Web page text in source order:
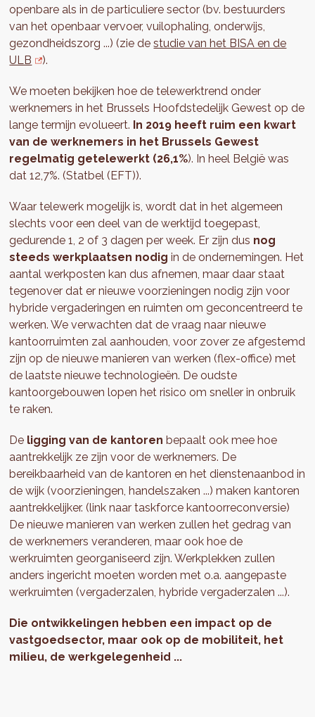
openbare als in de particuliere sector (bv. bestuurders
van het openbaar vervoer, vuilophaling, onderwijs,
gezondheidszorg ...) (zie destudie van het BISA en de
ULB
).
We moeten bekijken hoe de telewerktrend onder
werknemers in het Brussels Hoofdstedelijk Gewest op de
lange termijn evolueert. In 2019 heeft ruim een kwart
van de werknemers in het Brussels Gewest
regelmatig getelewerkt (26,1%). In heel België was
dat 12,7%. (Statbel (EFT)).
Waar telewerk mogelijk is, wordt dat in het algemeen
slechts voor een deel van de werktijd toegepast,
gedurende 1, 2 of 3 dagen per week. Er zijn dus nog
steeds werkplaatsen nodig in de ondernemingen. Het
aantal werkposten kan dus afnemen, maar daar staat
tegenover dat er nieuwe voorzieningen nodig zijn voor
hybride vergaderingen en ruimten om geconcentreerd te
werken. We verwachten dat de vraag naar nieuwe
kantoorruimten zal aanhouden, voor zover ze afgestemd
zijn op de nieuwe manieren van werken (flex-office) met
de laatste nieuwe technologieën. De oudste
kantoorgebouwen lopen het risico om sneller in onbruik
te raken.
De ligging van de kantoren bepaalt ook mee hoe
aantrekkelijk ze zijn voor de werknemers. De
bereikbaarheid van de kantoren en het dienstenaanbod in
de wijk (voorzieningen, handelszaken ...) maken kantoren
aantrekkelijker. (link naar taskforce kantoorreconversie)
De nieuwe manieren van werken zullen het gedrag van
de werknemers veranderen, maar ook hoe de
werkruimten georganiseerd zijn. Werkplekken zullen
anders ingericht moeten worden met o.a. aangepaste
werkruimten (vergaderzalen, hybride vergaderzalen ...).
Die ontwikkelingen hebben een impact op de
vastgoedsector, maar ook op de mobiliteit, het
milieu, de werkgelegenheid ...